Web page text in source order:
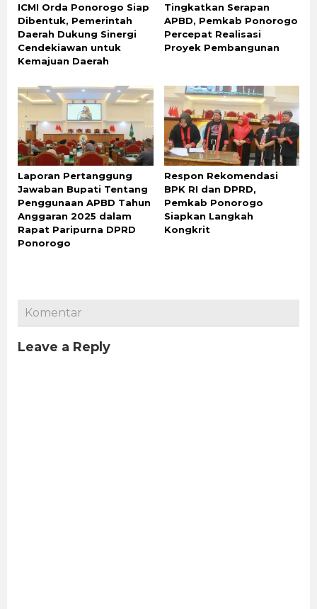
ICMI Orda Ponorogo Siap
Dibentuk, Pemerintah
Daerah Dukung Sinergi
Cendekiawan untuk
Kemajuan Daerah
Tingkatkan Serapan
APBD, Pemkab Ponorogo
Percepat Realisasi
Proyek Pembangunan
Laporan Pertanggung
Jawaban Bupati Tentang
Penggunaan APBD Tahun
Anggaran 2025 dalam
Rapat Paripurna DPRD
Ponorogo
Respon Rekomendasi
BPK RI dan DPRD,
Pemkab Ponorogo
Siapkan Langkah
Kongkrit
Komentar
Leave a Reply